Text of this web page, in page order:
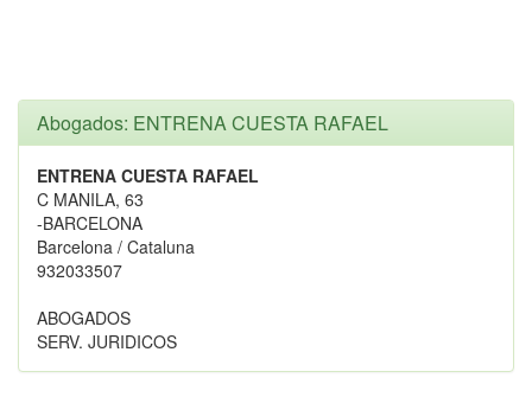
Abogados: ENTRENA CUESTA RAFAEL
ENTRENA CUESTA RAFAEL
C MANILA, 63
-BARCELONA
Barcelona / Cataluna
932033507
ABOGADOS
SERV. JURIDICOS